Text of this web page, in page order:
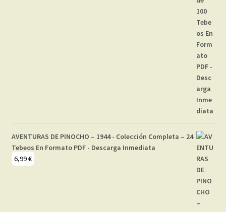
AVENTURAS DE PINOCHO – 1944 - Colección Completa – 24
Tebeos En Formato PDF - Descarga Inmediata
6,99€